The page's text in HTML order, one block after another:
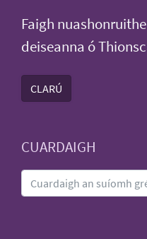
Faigh
deiseanna ó
CLARÚ
CUARDAIGH